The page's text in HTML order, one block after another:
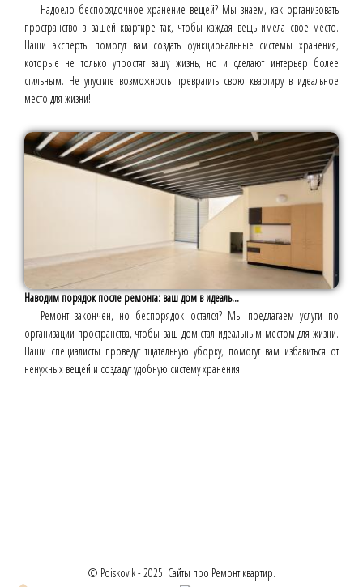
Надоело беспорядочное хранение вещей? Мы знаем, как организовать
пространство в вашей квартире так, чтобы каждая вещь имела своё место.
Наши эксперты помогут вам создать функциональные системы хранения,
которые не только упростят вашу жизнь, но и сделают интерьер более
стильным. Не упустите возможность превратить свою квартиру в идеальное
место для жизни!
Наводим порядок после ремонта: ваш дом в идеаль...
Ремонт закончен, но беспорядок остался? Мы предлагаем услуги по
организации пространства, чтобы ваш дом стал идеальным местом для жизни.
Наши специалисты проведут тщательную уборку, помогут вам избавиться от
ненужных вещей и создадут удобную систему хранения.
© Poiskovik - 2025. Сайты про Ремонт квартир.